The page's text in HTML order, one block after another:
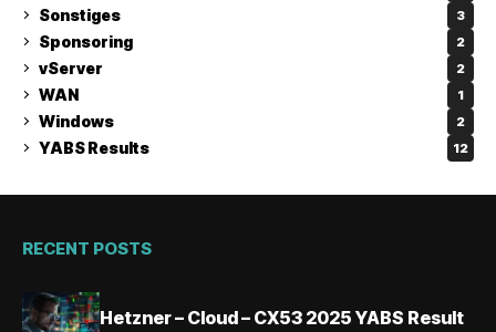
Sonstiges 3
Sponsoring 2
vServer 2
WAN 1
Windows 2
YABS Results 12
RECENT POSTS
Hetzner – Cloud – CX53 2025 YABS Result